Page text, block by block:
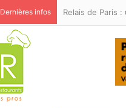
Dernières infos